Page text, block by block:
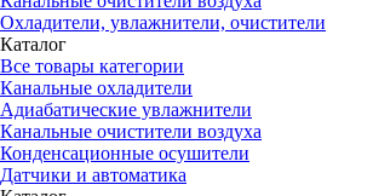
Охладители, увлажнители, очистители
Каталог
Все товары категории
Канальные охладители
Адиабатические увлажнители
Канальные очистители воздуха
Конденсационные осушители
Датчики и автоматика